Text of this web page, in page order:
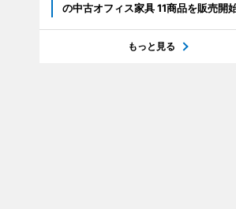
の中古オフィス家具 11商品を販売開
もっと見る